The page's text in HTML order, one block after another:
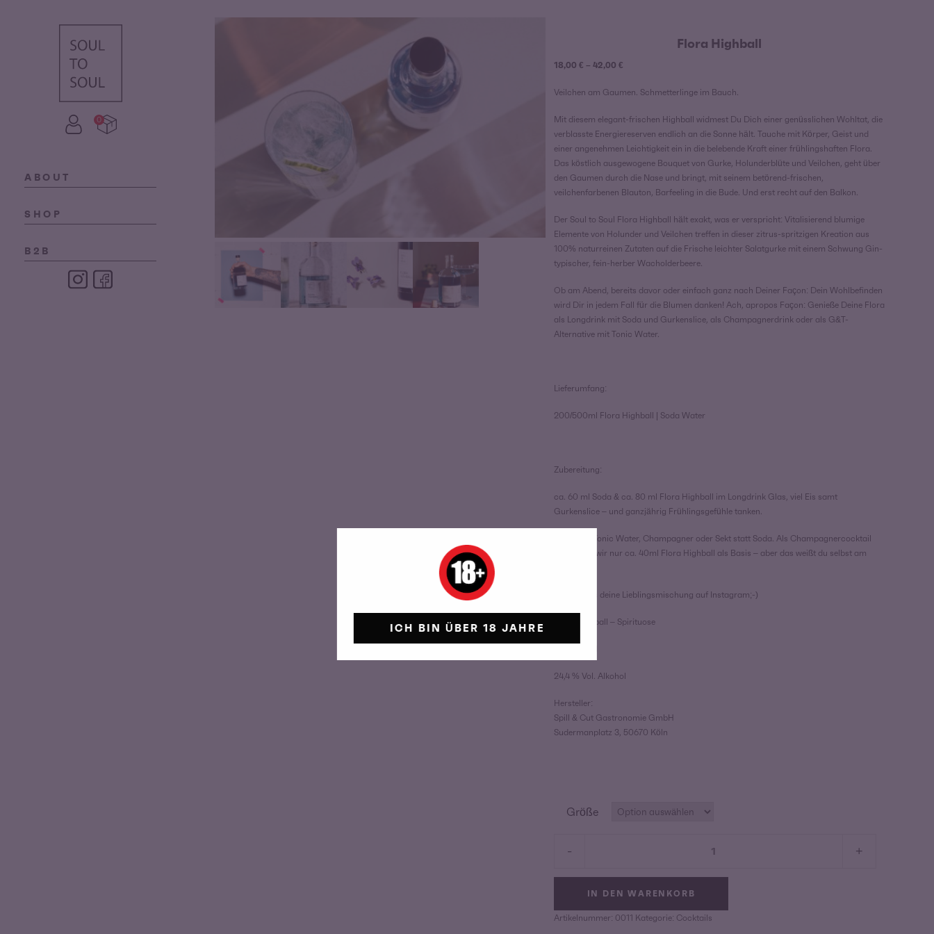
0
ABOUT
SHOP
B2B
Flora Highball
18,00 € – 42,00 €Preisspanne:
bis
Veilchen am Gaumen. Schmetterlinge im Bauch.
Mit diesem elegant-frischen Highball widmest Du Dich einer genüsslichen Wohltat, die
verblasste Energiereserven endlich an die Sonne hält. Tauche mit Körper, Geist und
einer angenehmen Leichtigkeit ein in die belebende Kraft einer frühlingshaften Flora.
Das köstlich ausgewogene Bouquet von Gurke, Holunderblüte und Veilchen, geht über
den Gaumen durch die Nase und bringt, mit seinem betörend-frischen,
veilchenfarbenen Blauton, Barfeeling in die Bude. Und erst recht auf den Balkon.
Der Soul to Soul Flora Highball hält exakt, was er verspricht: Vitalisierend blumige
Elemente von Holunder und Veilchen treffen in dieser zitrus-spritzigen Kreation aus
100% naturreinen Zutaten auf die Frische leichter Salatgurke mit einem Schwung Gin-
typischer, fein-herber Wacholderbeere.
Ob am Abend, bereits davor oder einfach ganz nach Deiner Façon: Dein Wohlbefinden
wird Dir in jedem Fall für die Blumen danken! Ach, apropos Façon: Genieße Deine Flora
als Longdrink mit Soda und Gurkenslice, als Champagnerdrink oder als G&T-
Alternative mit Tonic Water.
Lieferumfang:
200/500ml Flora Highball | Soda Water
Zubereitung:
ca. 60 ml Soda & ca. 80 ml Flora Highball im Longdrink Glas, viel Eis samt
Gurkenslice – und ganzjährig Frühlingsgefühle tanken.
Alternativ Tonic Water, Champagner oder Sekt statt Soda. Als Champagnercocktail
empfehlen wir nur ca. 40ml Flora Highball als Basis – aber das weißt du selbst am
Verrate uns deine Lieblingsmischung auf Instagram;-)
Flora Highball – Spirituose
24,4 % Vol. Alkohol
Hersteller:
Spill & Cut Gastronomie GmbH
Sudermanplatz 3, 50670 Köln
Größe
- +
IN DEN WARENKORB
Artikelnummer: 0011 Kategorie: Cocktails
ICH BIN ÜBER 18 JAHRE